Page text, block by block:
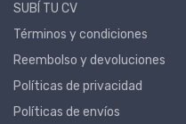
SUBÍ TU CV
Términos y condiciones
Reembolso y devoluciones
Políticas de privacidad
Políticas de envíos